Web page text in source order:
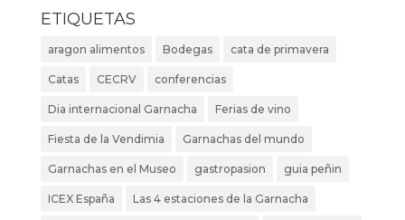
ETIQUETAS
aragon alimentos Bodegas cata de primavera
Catas CECRV conferencias
Dia internacional Garnacha Ferias de vino
Fiesta de la Vendimia Garnachas del mundo
Garnachas en el Museo gastropasion guia peñin
ICEX España Las 4 estaciones de la Garnacha